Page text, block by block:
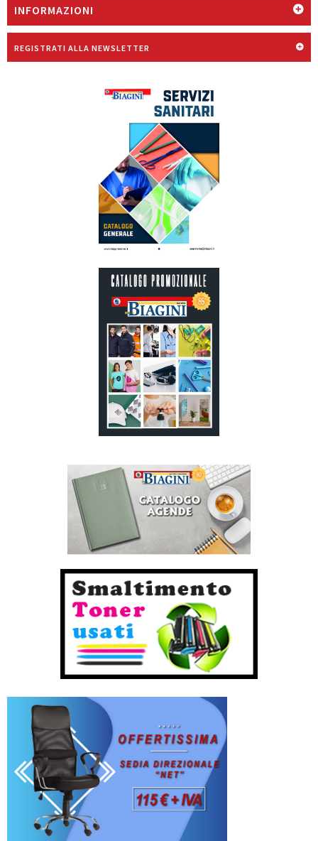
INFORMAZIONI
REGISTRATI ALLA NEWSLETTER